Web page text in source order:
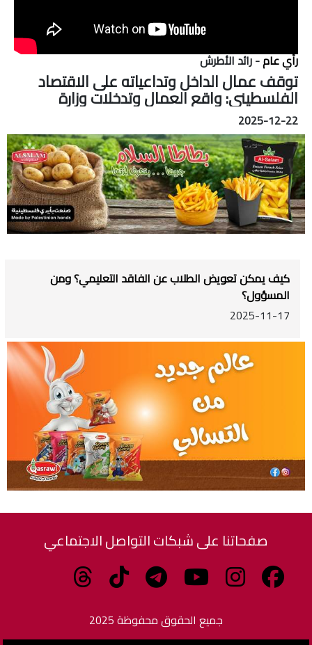
رأي عام- رائد الأطرش
توقف عمال الداخل وتداعياته على الاقتصاد
الفلسطيني: واقع العمال وتدخلات وزارة
العمل.
2025-12-22
كيف يمكن تعويض الطلاب عن الفاقد التعليمي؟ ومن
المسؤول؟
2025-11-17
صفحاتنا على شبكات التواصل الاجتماعي
جميع الحقوق محفوظة 2025